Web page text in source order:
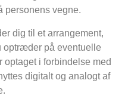
personens vegne.
dig til et arrangement,
optræder på eventuelle
optaget i forbindelse med
digitalt og analogt af